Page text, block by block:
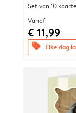
Set van 10
Vanaf
€ 11,99
offers Elke dag